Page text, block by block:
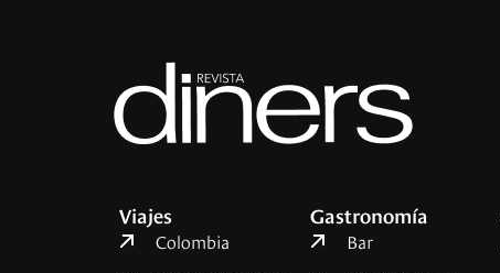
Viajes
Colombia
Gastronomía
Bar